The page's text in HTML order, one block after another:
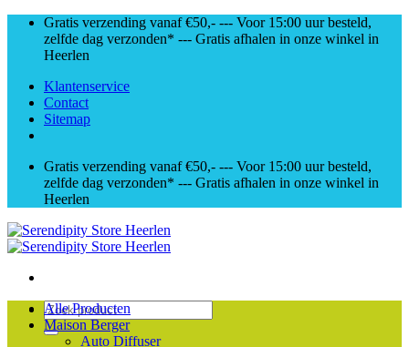
Skip
content
Gratis verzending vanaf €50,- --- Voor 15:00 uur besteld,
zelfde dag verzonden* --- Gratis afhalen in onze winkel in
Heerlen
Klantenservice
Contact
Sitemap
Gratis verzending vanaf €50,- --- Voor 15:00 uur besteld,
zelfde dag verzonden* --- Gratis afhalen in onze winkel in
Heerlen
Zoeken
naar:
Alle Producten
Maison Berger
Auto Diffuser